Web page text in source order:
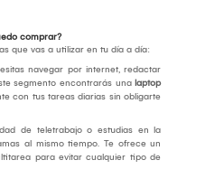
comprar?
que vas a utilizar en tu día a día:
navegar por internet, redactar
segmento encontrarás una laptop
con tus tareas diarias sin obligarte
de teletrabajo o estudias en la
al mismo tiempo. Te ofrece un
para evitar cualquier tipo de